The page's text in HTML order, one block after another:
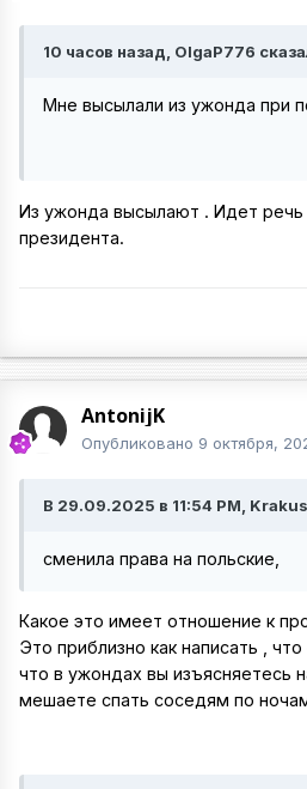
10 часов назад, OlgaP776
Мне высылали из ужонда при
Из ужонда высылают . Идет речь
президента.
AntonijK
Опубликовано 9 октября,
В 29.09.2025 в 11:54 PM,
сменила права на польские,
Какое это имеет отношение к
Это приблизно как написать ,
что в ужондах вы изъясняетесь
мешаете спать соседям по